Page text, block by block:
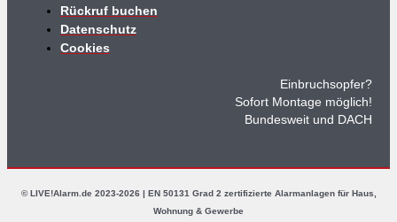
Rückruf buchen
Datenschutz
Cookies
Einbruchsopfer?
Sofort Montage möglich!
Bundesweit und DACH
© LIVE!Alarm.de 2023-2026 | EN 50131 Grad 2 zertifizierte Alarmanlagen für Haus,
Wohnung & Gewerbe